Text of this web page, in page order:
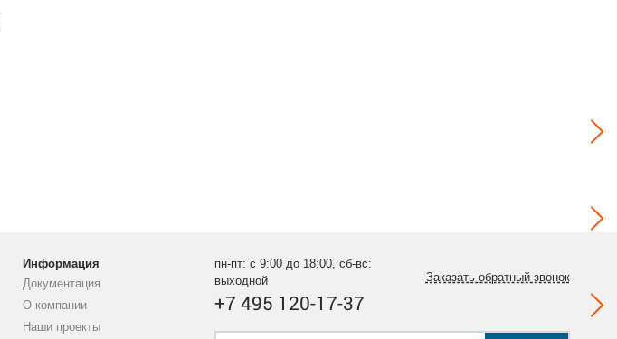
Информация
Документация
О компании
Наши проекты
пн-пт: с 9:00 до 18:00, сб-вс:
выходной
+7 495 120-17-37
Заказать обратный звонок